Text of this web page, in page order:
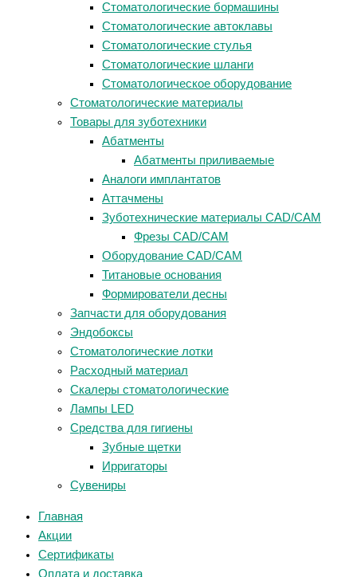
Стоматологические бормашины
Стоматологические автоклавы
Стоматологические стулья
Стоматологические шланги
Стоматологическое оборудование
Стоматологические материалы
Товары для зуботехники
Абатменты
Абатменты приливаемые
Аналоги имплантатов
Аттачмены
Зуботехнические материалы CAD/CAM
Фрезы CAD/CAM
Оборудование CAD/CAM
Титановые основания
Формирователи десны
Запчасти для оборудования
Эндобоксы
Стоматологические лотки
Расходный материал
Скалеры стоматологические
Лампы LED
Средства для гигиены
Зубные щетки
Ирригаторы
Сувениры
Главная
Акции
Сертификаты
Оплата и доставка